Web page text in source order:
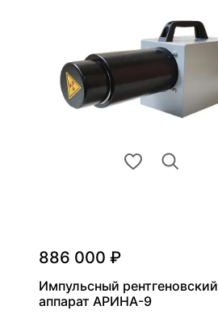
886 000 ₽
Импульсный рентгеновский
аппарат АРИНА-9